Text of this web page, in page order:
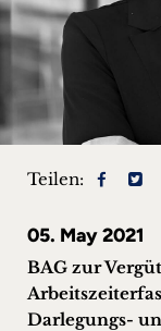
+
Karriere
+
Blog
&
Podcasts
+
Teilen:
05. May 2021
BAG zur
Darlegungs-